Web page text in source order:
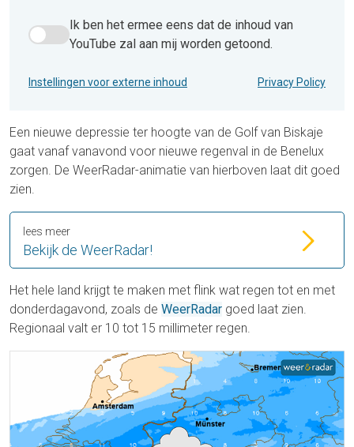
Ik ben het ermee eens dat de inhoud van YouTube zal aan
Ik ben het ermee eens dat de inhoud van
YouTube zal aan mij worden getoond.
Instellingen voor externe inhoud Privacy Policy
Een nieuwe depressie ter hoogte van de Golf van Biskaje
gaat vanaf vanavond voor nieuwe regenval in de Benelux
zorgen. De WeerRadar-animatie van hierboven laat dit goed
zien.
Bekijk de WeerRadar!
lees meer
Het hele land krijgt te maken met flink wat regen tot en met
donderdagavond, zoals de WeerRadar goed laat zien.
Regionaal valt er 10 tot 15 millimeter regen.